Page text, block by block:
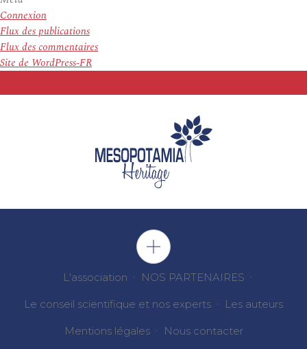
Connexion
Flux des publications
Flux des commentaires
Site de WordPress-FR
L'association NOS PARTENAIRES
Le conseil scientifique et nos experts Les auteurs
Mentions légales Nous contacter